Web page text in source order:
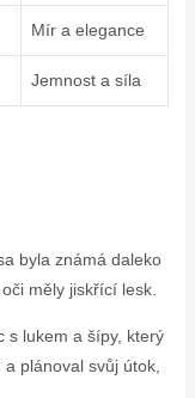
Mír a elegance
Jemnost‌ a síla
byla známá ⁣daleko
měly jiskřící lesk.
s lukem a šípy, který
plánoval svůj útok,